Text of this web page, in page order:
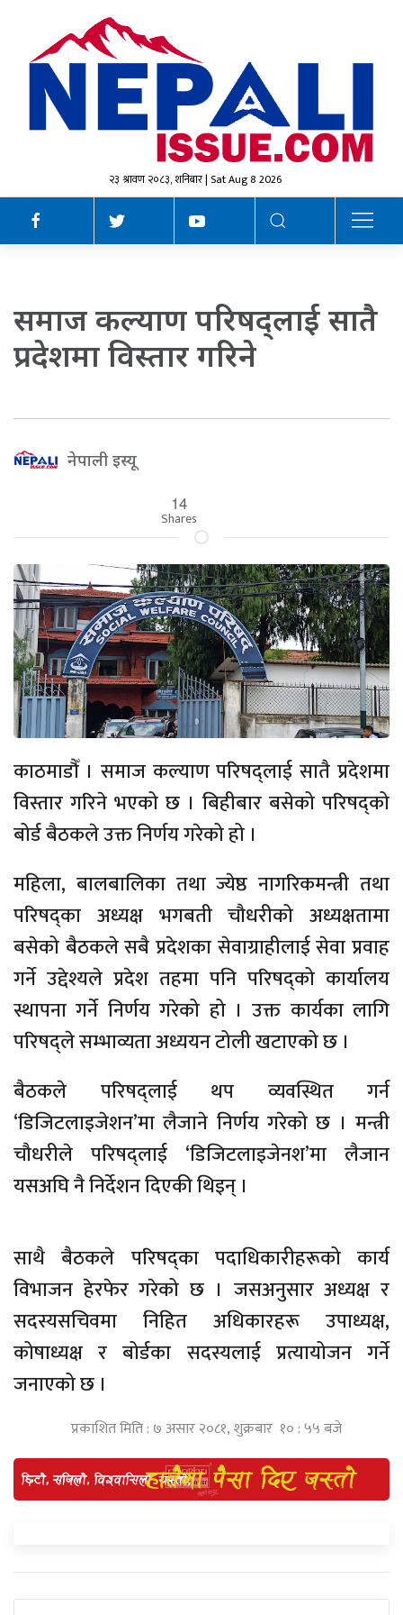
२३ श्रावण २०८३, शनिबार | Sat Aug 8 2026
समाज कल्याण परिषद्लाई सातै
प्रदेशमा विस्तार गरिने
नेपाली इस्यू
14
Shares
काठमाडौँ । समाज कल्याण परिषद्लाई सातै प्रदेशमा
विस्तार गरिने भएको छ । बिहीबार बसेको परिषद्को
बोर्ड बैठकले उक्त निर्णय गरेको हो ।
महिला, बालबालिका तथा ज्येष्ठ नागरिकमन्त्री तथा
परिषद्का अध्यक्ष भगबती चौधरीको अध्यक्षतामा
बसेको बैठकले सबै प्रदेशका सेवाग्राहीलाई सेवा प्रवाह
गर्ने उद्देश्यले प्रदेश तहमा पनि परिषद्को कार्यालय
स्थापना गर्ने निर्णय गरेको हो । उक्त कार्यका लागि
परिषद्ले सम्भाव्यता अध्ययन टोली खटाएको छ ।
बैठकले परिषद्लाई थप व्यवस्थित गर्न
‘डिजिटलाइजेशन’मा लैजाने निर्णय गरेको छ । मन्त्री
चौधरीले परिषद्लाई ‘डिजिटलाइजेनश’मा लैजान
यसअघि नै निर्देशन दिएकी थिइन् ।
साथै बैठकले परिषद्का पदाधिकारीहरूको कार्य
विभाजन हेरफेर गरेको छ । जसअनुसार अध्यक्ष र
सदस्यसचिवमा निहित अधिकारहरू उपाध्यक्ष,
कोषाध्यक्ष र बोर्डका सदस्यलाई प्रत्यायोजन गर्ने
जनाएको छ ।
प्रकाशित मिति : ७ असार २०८१, शुक्रबार १० : ५५ बजे